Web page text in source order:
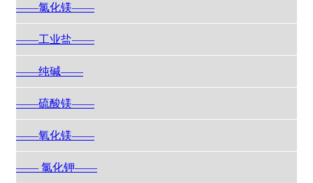
——氯化镁——
——工业盐——
——纯碱——
——硫酸镁——
——氧化镁——
—— 氯化钾——